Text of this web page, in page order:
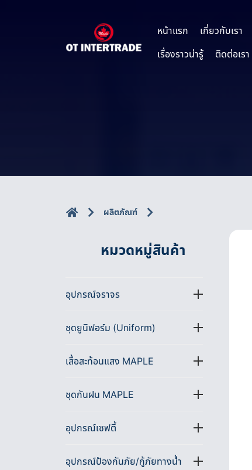
หน้าแรก เกี่ยวกับเรา
เรื่องราวน่ารู้
ติดต่อเรา
ผลิตภัณฑ์
หมวดหมู่สินค้า
อุปกรณ์จราจร
ชุดยูนิฟอร์ม (Uniform)
เสื้อสะท้อนแสง MAPLE
ชุดกันฝน MAPLE
อุปกรณ์เซฟตี้
อุปกรณ์ป้องกันภัย/กู้ภัยทางน้ำ